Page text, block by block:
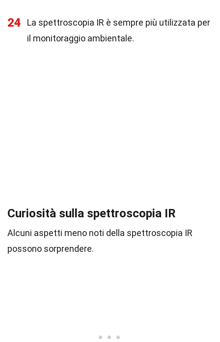
24
La spettroscopia IR è sempre più utilizzata per
il monitoraggio ambientale.
Curiosità sulla spettroscopia IR
Alcuni aspetti meno noti della spettroscopia IR
possono sorprendere.